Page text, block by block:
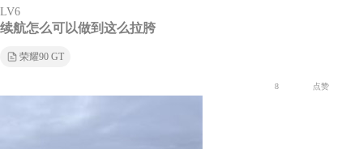
LV6
续航怎么可以做到这么拉胯
荣耀90 GT
8 点赞